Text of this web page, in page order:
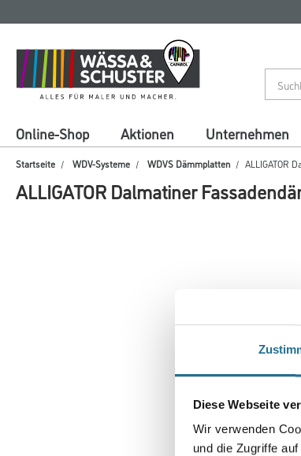
Diese Webseite
Wir verwenden
und die Zugriffe
springen
springen
Online-Shop Aktionen Unternehmen
Startseite WDV-Systeme WDVS Dämmplatten ALLIGATOR
ALLIGATOR Dalmatiner